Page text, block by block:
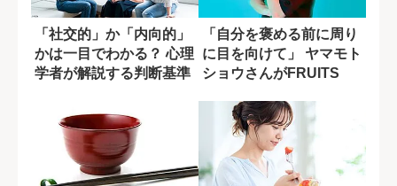
「社交的」か「内向的」
かは一目でわかる？ 心理
学者が解説する判断基準
「自分を褒める前に周り
に目を向けて」 ヤマモト
ショウさんがFRUITS